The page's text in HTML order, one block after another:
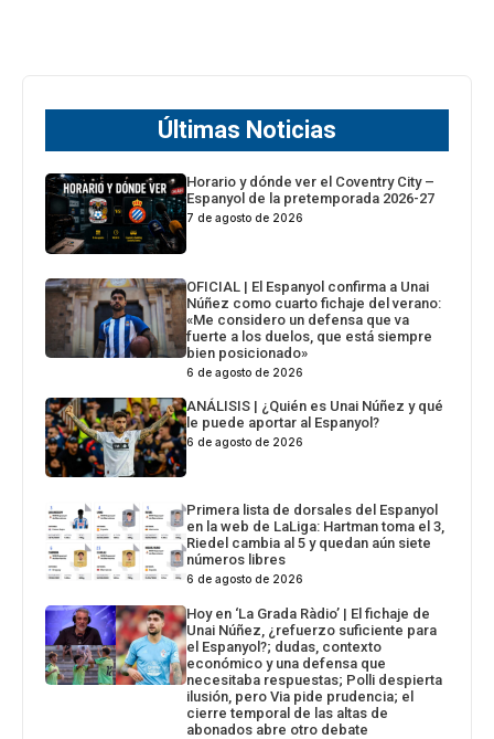
Últimas Noticias
Horario y dónde ver el Coventry City –
Espanyol de la pretemporada 2026-27
7 de agosto de 2026
OFICIAL | El Espanyol confirma a Unai
Núñez como cuarto fichaje del verano:
«Me considero un defensa que va
fuerte a los duelos, que está siempre
bien posicionado»
6 de agosto de 2026
ANÁLISIS | ¿Quién es Unai Núñez y qué
le puede aportar al Espanyol?
6 de agosto de 2026
Primera lista de dorsales del Espanyol
en la web de LaLiga: Hartman toma el 3,
Riedel cambia al 5 y quedan aún siete
números libres
6 de agosto de 2026
Hoy en ‘La Grada Ràdio’ | El fichaje de
Unai Núñez, ¿refuerzo suficiente para
el Espanyol?; dudas, contexto
económico y una defensa que
necesitaba respuestas; Polli despierta
ilusión, pero Via pide prudencia; el
cierre temporal de las altas de
abonados abre otro debate